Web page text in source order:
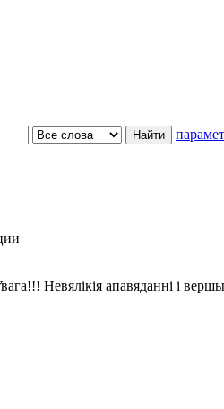
Невялікія апавяданні і